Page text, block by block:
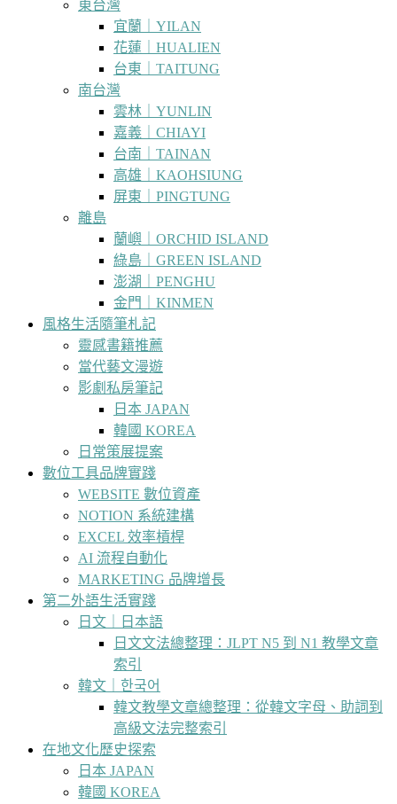
東台灣
宜蘭｜YILAN
花蓮｜HUALIEN
台東｜TAITUNG
南台灣
雲林｜YUNLIN
嘉義｜CHIAYI
台南｜TAINAN
高雄｜KAOHSIUNG
屏東｜PINGTUNG
離島
蘭嶼｜ORCHID ISLAND
綠島｜GREEN ISLAND
澎湖｜PENGHU
金門｜KINMEN
風格生活隨筆札記
靈感書籍推薦
當代藝文漫遊
影劇私房筆記
日本 JAPAN
韓國 KOREA
日常策展提案
數位工具品牌實踐
WEBSITE 數位資產
NOTION 系統建構
EXCEL 效率槓桿
AI 流程自動化
MARKETING 品牌增長
第二外語生活實踐
日文｜日本語
日文文法總整理：JLPT N5 到 N1 教學文章
索引
韓文｜한국어
韓文教學文章總整理：從韓文字母、助詞到
高級文法完整索引
在地文化歷史探索
日本 JAPAN
韓國 KOREA